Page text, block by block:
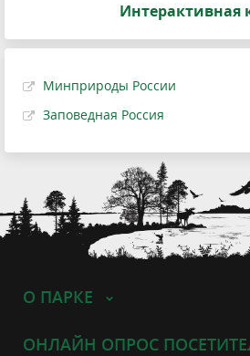
Интерактивная
Минприроды России
Заповедная Россия
О ПАРКЕ
ОНЛАЙН ОПРОС